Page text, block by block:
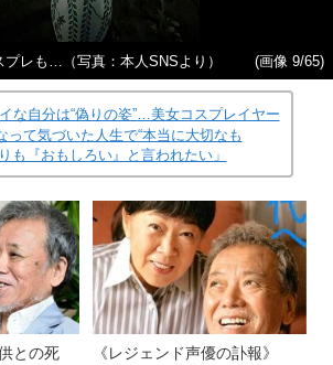
プレも…（写真：本人SNSより） (画像 9/65)
な自分は“偽りの姿”…美女コスプレイヤー
って気づいた人生で“本当に大切なも
も『おもしろい』と言われたい」
との死
《レジェンド声優の訃報》